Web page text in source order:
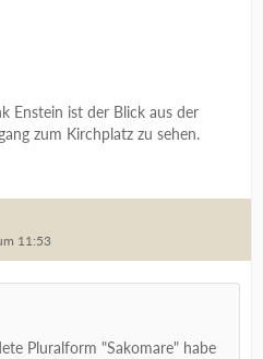
Enstein ist der Blick aus der
zum Kirchplatz zu sehen.
11:53
Pluralform "Sakomare" habe